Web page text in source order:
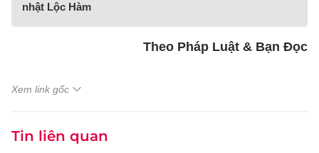
nhật Lộc Hàm
Theo Pháp Luật & Bạn Đọc
Xem link gốc
Tin liên quan